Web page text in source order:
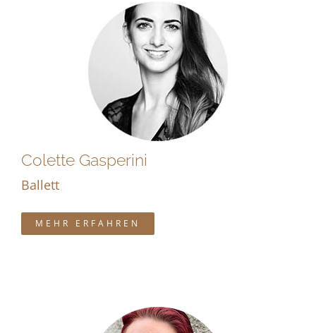
Colette Gasperini
Ballett
MEHR ERFAHREN